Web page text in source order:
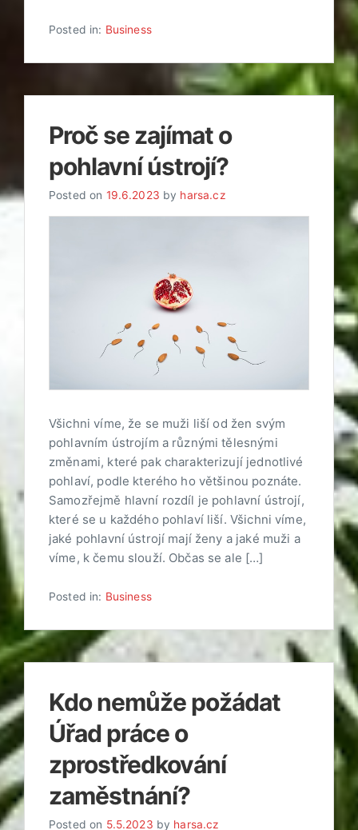
Posted in: Business
Proč se zajímat o
pohlavní ústrojí?
Posted on 19.6.2023 by harsa.cz
Všichni víme, že se muži liší od žen svým
pohlavním ústrojím a různými tělesnými
změnami, které pak charakterizují jednotlivé
pohlaví, podle kterého ho většinou poznáte.
Samozřejmě hlavní rozdíl je pohlavní ústrojí,
které se u každého pohlaví liší. Všichni víme,
jaké pohlavní ústrojí mají ženy a jaké muži a
víme, k čemu slouží. Občas se ale […]
Posted in: Business
Kdo nemůže požádat
Úřad práce o
zprostředkování
zaměstnání?
Posted on 5.5.2023 by harsa.cz